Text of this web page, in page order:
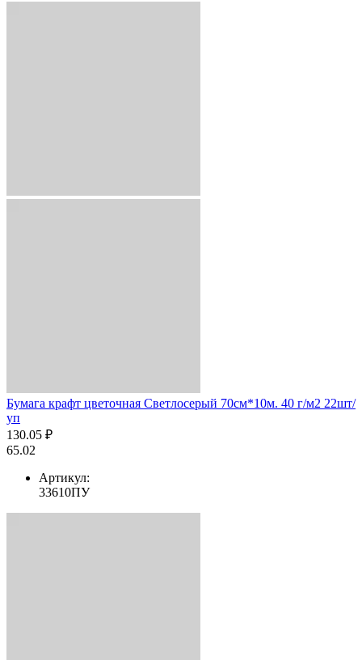
Бумага крафт цветочная Светлосерый 70см*10м. 40 г/м2 22шт/
уп
130.05 ₽
65.02
Артикул:
33610ПУ